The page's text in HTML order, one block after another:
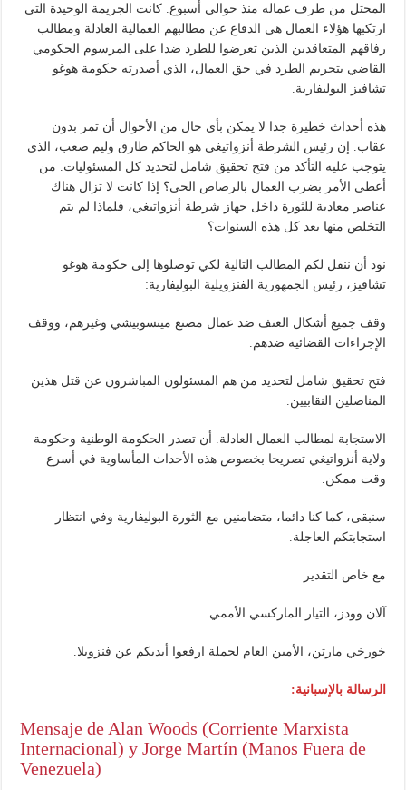
المحتل من طرف عماله منذ حوالي أسبوع. كانت الجريمة الوحيدة التي
ارتكبها هؤلاء العمال هي الدفاع عن مطالبهم العمالية العادلة ومطالب
رفاقهم المتعاقدين الذين تعرضوا للطرد ضدا على المرسوم الحكومي
القاضي بتجريم الطرد في حق العمال، الذي أصدرته حكومة هوغو
تشافيز البوليفارية.
هذه أحداث خطيرة جدا لا يمكن بأي حال من الأحوال أن تمر بدون
عقاب. إن رئيس الشرطة أنزواتيغي هو الحاكم طارق وليم صعب، الذي
يتوجب عليه التأكد من فتح تحقيق شامل لتحديد كل المسئوليات. من
أعطى الأمر بضرب العمال بالرصاص الحي؟ إذا كانت لا تزال هناك
عناصر معادية للثورة داخل جهاز شرطة أنزواتيغي، فلماذا لم يتم
التخلص منها بعد كل هذه السنوات؟
نود أن ننقل لكم المطالب التالية لكي توصلوها إلى حكومة هوغو
تشافيز، رئيس الجمهورية الفنزويلية البوليفارية:
وقف جميع أشكال العنف ضد عمال مصنع ميتسوبيشي وغيرهم، ووقف
الإجراءات القضائية ضدهم.
فتح تحقيق شامل لتحديد من هم المسئولون المباشرون عن قتل هذين
المناضلين النقابيين.
الاستجابة لمطالب العمال العادلة. أن تصدر الحكومة الوطنية وحكومة
ولاية أنزواتيغي تصريحا بخصوص هذه الأحداث المأساوية في أسرع
وقت ممكن.
سنبقى، كما كنا دائما، متضامنين مع الثورة البوليفارية وفي انتظار
استجابتكم العاجلة.
مع خاص التقدير
آلان وودز، التيار الماركسي الأممي.
خورخي مارتن، الأمين العام لحملة ارفعوا أيديكم عن فنزويلا.
الرسالة بالإسبانية:
Mensaje de Alan Woods (Corriente Marxista
Internacional) y Jorge Martín (Manos Fuera de
Venezuela)